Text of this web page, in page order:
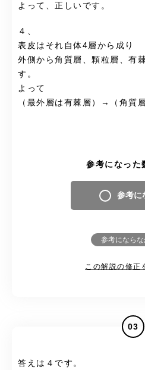
よって、正しいです。
４、
表皮はそれ自体4層から成り
外側から角質層、顆粒層、有
す。
よって
（最外層は有棘層）→（角質
参考になった
参考に
参考になら
この解説の修正
03
答えは４です。